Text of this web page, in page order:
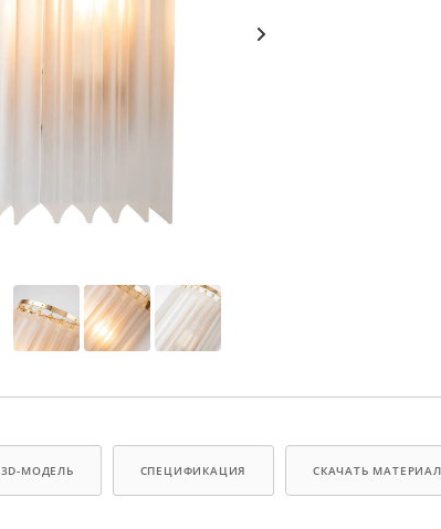
3D-МОДЕЛЬ СПЕЦИФИКАЦИЯ СКАЧАТЬ